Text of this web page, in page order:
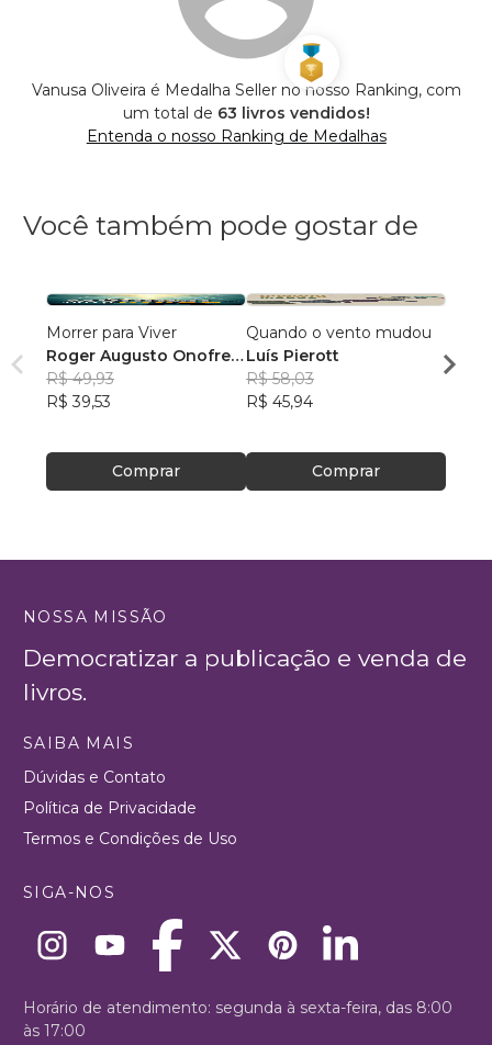
Vanusa Oliveira é Medalha Seller no nosso Ranking, com
um total de 63 livros vendidos!
Entenda o nosso Ranking de Medalhas
Você também pode gostar de
Morrer para Viver
Roger Augusto Onofre
Barbosa
R$ 49,93
R$ 39,53
Comprar
Quando o vento mudou
Luís Pierott
R$ 58,03
R$ 45,94
Comprar
NOSSA MISSÃO
Democratizar a publicação e venda de
livros.
SAIBA MAIS
Dúvidas e Contato
Política de Privacidade
Termos e Condições de Uso
SIGA-NOS
Horário de atendimento: segunda à sexta-feira, das 8:00
às 17:00